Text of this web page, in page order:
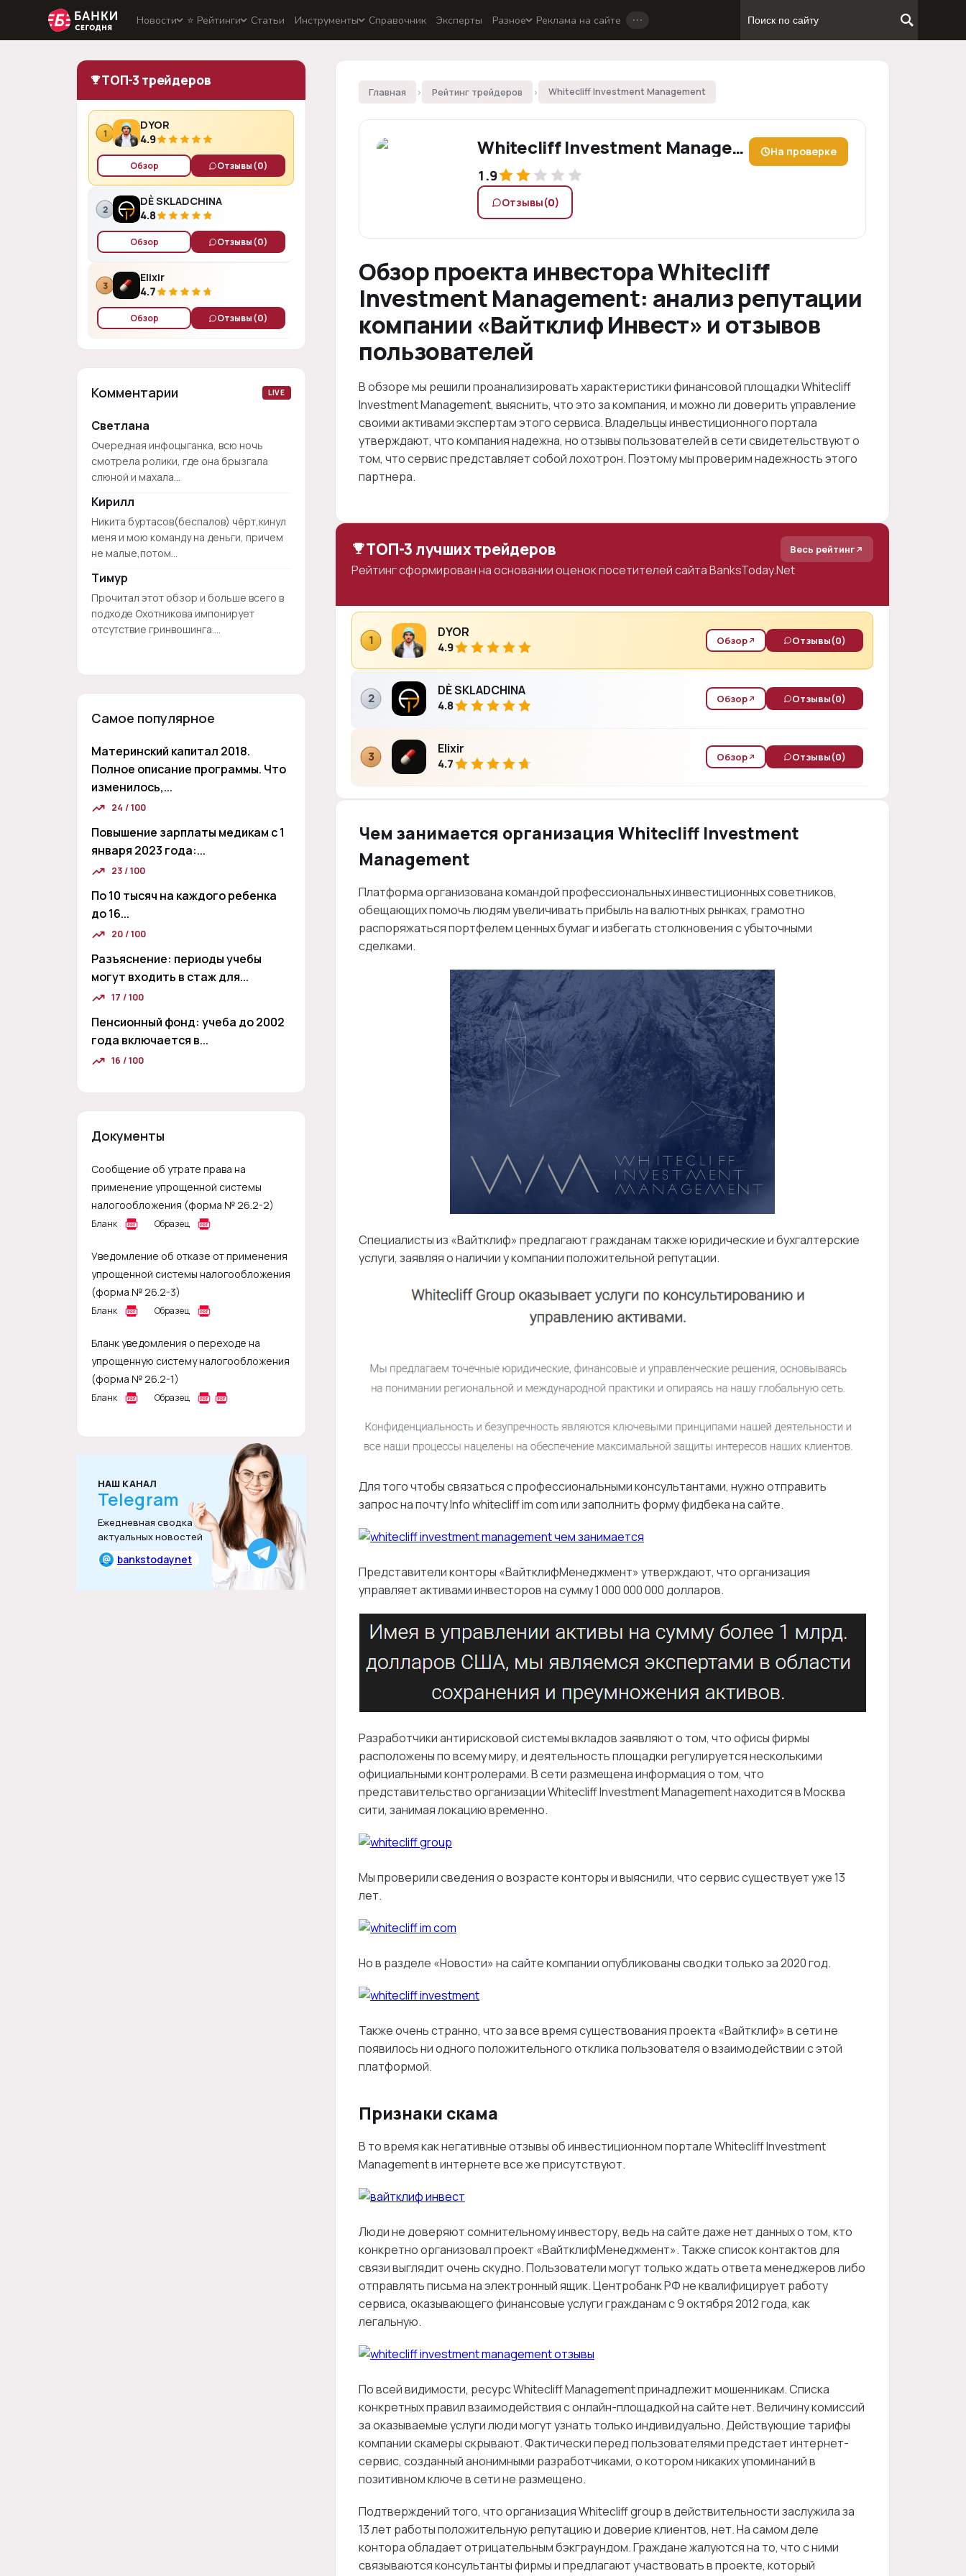
Новости ⭐️ Рейтинги Статьи Инструменты Справочник Эксперты Разное Реклама на сайте …
ТОП-3 трейдеров
1
DYOR
4.9
Обзор Отзывы(0)
2
DÈ SKLADCHINA
4.8
Обзор Отзывы(0)
3
Elixir
4.7
Обзор Отзывы(0)
Комментарии LIVE
Светлана
Очередная инфоцыганка, всю ночь
смотрела ролики, где она брызгала
слюной и махала...
Кирилл
Никита буртасов(беспалов) чёрт,кинул
меня и мою команду на деньги, причем
не малые,потом...
Тимур
Прочитал этот обзор и больше всего в
подходе Охотникова импонирует
отсутствие гринвошинга....
Самое популярное
Материнский капитал 2018.
Полное описание программы. Что
изменилось,...
24 / 100
Повышение зарплаты медикам с 1
января 2023 года:...
23 / 100
По 10 тысяч на каждого ребенка
до 16...
20 / 100
Разъяснение: периоды учебы
могут входить в стаж для...
17 / 100
Пенсионный фонд: учеба до 2002
года включается в...
16 / 100
Документы
Сообщение об утрате права на
применение упрощенной системы
налогообложения (форма № 26.2-2)
Бланк Образец
Уведомление об отказе от применения
упрощенной системы налогообложения
(форма № 26.2-3)
Бланк Образец
Бланк уведомления о переходе на
упрощенную систему налогообложения
(форма № 26.2-1)
Бланк Образец
НАШ КАНАЛ
Telegram
Ежедневная сводка
актуальных новостей
@ bankstodaynet
Главная › Рейтинг трейдеров › Whitecliff Investment Management
Whitecliff Investment Management
1.9
На проверке
Отзывы(0)
Обзор проекта инвестора Whitecliff
Investment Management: анализ репутации
компании «Вайтклиф Инвест» и отзывов
пользователей
В обзоре мы решили проанализировать характеристики финансовой площадки Whitecliff
Investment Management, выяснить, что это за компания, и можно ли доверить управление
своими активами экспертам этого сервиса. Владельцы инвестиционного портала
утверждают, что компания надежна, но отзывы пользователей в сети свидетельствуют о
том, что сервис представляет собой лохотрон. Поэтому мы проверим надежность этого
партнера.
ТОП-3 лучших трейдеров Весь рейтинг
Рейтинг сформирован на основании оценок посетителей сайта BanksToday.Net
1
DYOR
4.9 Обзор Отзывы(0)
2
DÈ SKLADCHINA
4.8 Обзор Отзывы(0)
3
Elixir
4.7 Обзор Отзывы(0)
Чем занимается организация Whitecliff Investment
Management
Платформа организована командой профессиональных инвестиционных советников,
обещающих помочь людям увеличивать прибыль на валютных рынках, грамотно
распоряжаться портфелем ценных бумаг и избегать столкновения с убыточными
сделками.
Специалисты из «Вайтклиф» предлагают гражданам также юридические и бухгалтерские
услуги, заявляя о наличии у компании положительной репутации.
Для того чтобы связаться с профессиональными консультантами, нужно отправить
запрос на почту Info whitecliff im com или заполнить форму фидбека на сайте.
Представители конторы «ВайтклифМенеджмент» утверждают, что организация
управляет активами инвесторов на сумму 1 000 000 000 долларов.
Разработчики антирисковой системы вкладов заявляют о том, что офисы фирмы
расположены по всему миру, и деятельность площадки регулируется несколькими
официальными контролерами. В сети размещена информация о том, что
представительство организации Whitecliff Investment Management находится в Москва
сити, занимая локацию временно.
Мы проверили сведения о возрасте конторы и выяснили, что сервис существует уже 13
лет.
Но в разделе «Новости» на сайте компании опубликованы сводки только за 2020 год.
Также очень странно, что за все время существования проекта «Вайтклиф» в сети не
появилось ни одного положительного отклика пользователя о взаимодействии с этой
платформой.
Признаки скама
В то время как негативные отзывы об инвестиционном портале Whitecliff Investment
Management в интернете все же присутствуют.
Люди не доверяют сомнительному инвестору, ведь на сайте даже нет данных о том, кто
конкретно организовал проект «ВайтклифМенеджмент». Также список контактов для
связи выглядит очень скудно. Пользователи могут только ждать ответа менеджеров либо
отправлять письма на электронный ящик. Центробанк РФ не квалифицирует работу
сервиса, оказывающего финансовые услуги гражданам с 9 октября 2012 года, как
легальную.
По всей видимости, ресурс Whitecliff Management принадлежит мошенникам. Списка
конкретных правил взаимодействия с онлайн-площадкой на сайте нет. Величину комиссий
за оказываемые услуги люди могут узнать только индивидуально. Действующие тарифы
компании скамеры скрывают. Фактически перед пользователями предстает интернет-
сервис, созданный анонимными разработчиками, о котором никаких упоминаний в
позитивном ключе в сети не размещено.
Подтверждений того, что организация Whitecliff group в действительности заслужила за
13 лет работы положительную репутацию и доверие клиентов, нет. На самом деле
контора обладает отрицательным бэкграундом. Граждане жалуются на то, что с ними
связываются консультанты фирмы и предлагают участвовать в проекте, который